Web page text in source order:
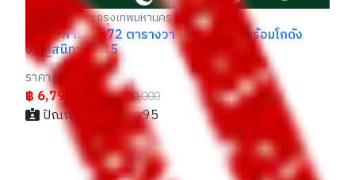
บางกอกน้อย กรุงเทพมหานคร
อาคารพาณิชย์ 72 ตารางวา โฮมออฟฟิศพร้อมโกดัง
จรัญสนิทวงศ์ 35
ราคา
฿ 6,790,000
฿8,500,000
ปัณณ์ / 094xxxxx95